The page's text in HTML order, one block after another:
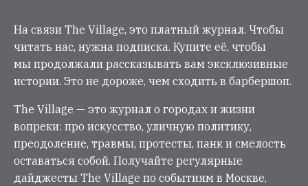
На связи The Village, это платный журнал. Чтобы
читать нас, нужна подписка. Купите её, чтобы
мы продолжали рассказывать вам эксклюзивные
истории. Это не дороже, чем сходить в барбершоп.
The Village — это журнал о городах и жизни
вопреки: про искусство, уличную политику,
преодоление, травмы, протесты, панк и смелость
оставаться собой. Получайте регулярные
дайджесты The Village по событиям в Москве,